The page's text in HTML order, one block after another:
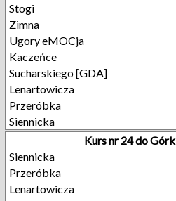
Stogi
Zimna
Ugory eMOCja
Kaczeńce
Sucharskiego [GDA]
Lenartowicza
Przeróbka
Siennicka
Kurs nr 24 do
Siennicka
Przeróbka
Lenartowicza